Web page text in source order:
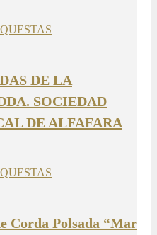
DE LA
SOCIEDAD
DE ALFAFARA
Corda Polsada “Mar